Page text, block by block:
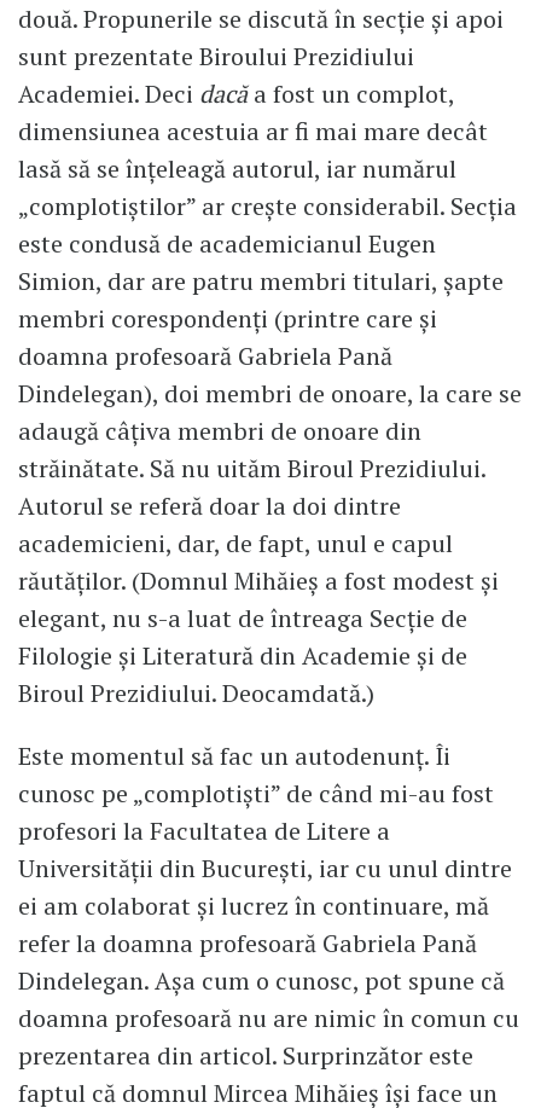
două. Propunerile se discută în secție și apoi
sunt prezentate Biroului Prezidiului
Academiei. Deci dacăa fost un complot,
dimensiunea acestuia ar fi mai mare decât
lasă să se înțeleagă autorul, iar numărul
„complotiștilor” ar crește considerabil. Secția
este condusă de academicianul Eugen
Simion, dar are patru membri titulari, șapte
membri corespondenți (printre care și
doamna profesoară Gabriela Pană
Dindelegan), doi membri de onoare, la care se
adaugă câțiva membri de onoare din
străinătate. Să nu uităm Biroul Prezidiului.
Autorul se referă doar la doi dintre
academicieni, dar, de fapt, unul e capul
răutăților. (Domnul Mihăieș a fost modest și
elegant, nu s-a luat de întreaga Secție de
Filologie și Literatură din Academie și de
Biroul Prezidiului. Deocamdată.)
Este momentul să fac un autodenunț. Îi
cunosc pe „complotiști” de când mi-au fost
profesori la Facultatea de Litere a
Universității din București, iar cu unul dintre
ei am colaborat și lucrez în continuare, mă
refer la doamna profesoară Gabriela Pană
Dindelegan. Așa cum o cunosc, pot spune că
doamna profesoară nu are nimic în comun cu
prezentarea din articol. Surprinzător este
faptul că domnul Mircea Mihăieș își face un